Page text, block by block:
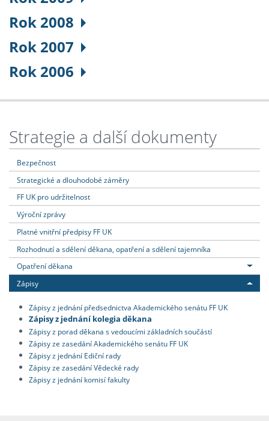
Rok 2008
Rok 2007
Rok 2006
Strategie a další dokumenty
Bezpečnost
Strategické a dlouhodobé záměry
FF UK pro udržitelnost
Výroční zprávy
Platné vnitřní předpisy FF UK
Rozhodnutí a sdělení děkana, opatření a sdělení tajemníka
Opatření děkana
Zápisy
Zápisy z jednání předsednictva Akademického senátu FF UK
Zápisy z jednání kolegia děkana
Zápisy z porad děkana s vedoucími základních součástí
Zápisy ze zasedání Akademického senátu FF UK
Zápisy z jednání Ediční rady
Zápisy ze zasedání Vědecké rady
Zápisy z jednání komisí fakulty